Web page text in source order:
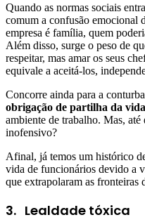
Quando as normas sociais
comum a confusão emocional
empresa é família, quem
Além disso, surge o peso de
respeitar, mas amar os seus
equivale a aceitá-los,
Concorre ainda para a
obrigação de partilha da
ambiente de trabalho. Mas,
inofensivo?
Afinal, já temos um histórico
vida de funcionários devido a
que extrapolaram as fronteiras
3. Lealdade tóxica